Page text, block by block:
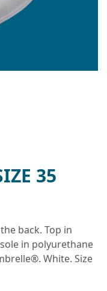
35
back. Top in
in polyurethane
White. Size